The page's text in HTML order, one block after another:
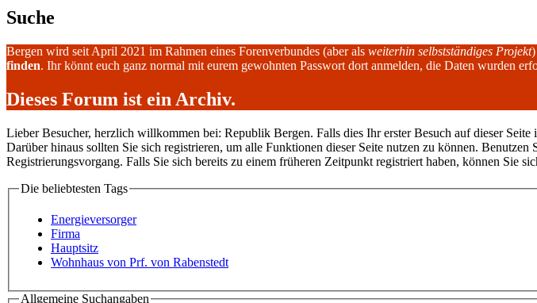
Suche
Bergen wird seit April 2021 im Rahmen eines Forenverbundes (aber als weiterhin selbstständiges Projekt
finden. Ihr könnt euch ganz normal mit eurem gewohnten Passwort dort anmelden, die Daten wurden
Dieses Forum ist ein Archiv.
Lieber Besucher, herzlich willkommen bei: Republik Bergen. Falls dies Ihr erster Besuch auf dieser Seite
Darüber hinaus sollten Sie sich registrieren, um alle Funktionen dieser Seite nutzen zu können. Benutzen
Registrierungsvorgang. Falls Sie sich bereits zu einem früheren Zeitpunkt registriert haben, können Sie
Die beliebtesten Tags
Energieversorger
Firma
Hauptsitz
Wohnhaus von Prf. von Rabenstedt
Allgemeine Suchangaben